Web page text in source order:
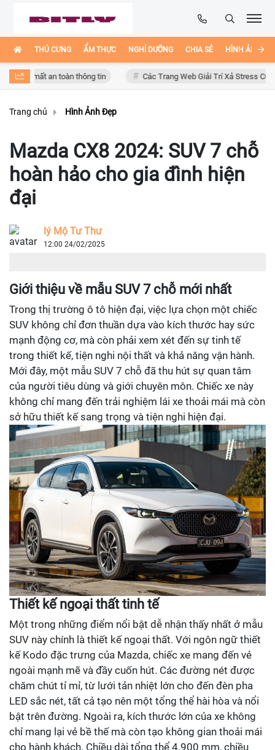
THÚ CƯNG ẨM THỰC NGHỈ DƯỠNG CHIA SẺ HÌNH ẢNH
mất an toàn thông tin Các Trang Web Giải Trí Xả Stress Cực Hay
Trang chủ Hình Ảnh Đẹp
Mazda CX8 2024: SUV 7 chỗ
hoàn hảo cho gia đình hiện
đại
lý Mộ Tư Thư
12:00 24/02/2025
Giới thiệu về mẫu SUV 7 chỗ mới nhất
Trong thị trường ô tô hiện đại, việc lựa chọn một chiếc
SUV không chỉ đơn thuần dựa vào kích thước hay sức
mạnh động cơ, mà còn phải xem xét đến sự tinh tế
trong thiết kế, tiện nghi nội thất và khả năng vận hành.
Mới đây, một mẫu SUV 7 chỗ đã thu hút sự quan tâm
của người tiêu dùng và giới chuyên môn. Chiếc xe này
không chỉ mang đến trải nghiệm lái xe thoải mái mà còn
sở hữu thiết kế sang trọng và tiện nghi hiện đại.
Thiết kế ngoại thất tinh tế
Một trong những điểm nổi bật dễ nhận thấy nhất ở mẫu
SUV này chính là thiết kế ngoại thất. Với ngôn ngữ thiết
kế Kodo đặc trưng của Mazda, chiếc xe mang đến vẻ
ngoài mạnh mẽ và đầy cuốn hút. Các đường nét được
chăm chút tỉ mỉ, từ lưới tản nhiệt lớn cho đến đèn pha
LED sắc nét, tất cả tạo nên một tổng thể hài hòa và nổi
bật trên đường. Ngoài ra, kích thước lớn của xe không
chỉ mang lại vẻ bề thế mà còn tạo không gian thoải mái
cho hành khách. Chiều dài tổng thể 4.900 mm, chiều